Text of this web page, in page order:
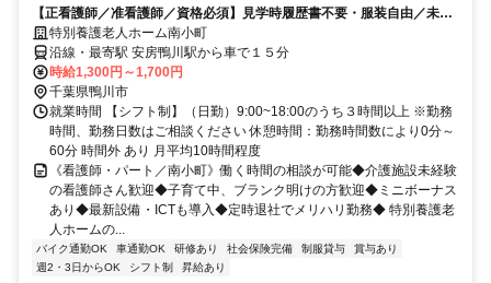
【正看護師／准看護師／資格必須】見学時履歴書不要・服装自由／未経
験者歓迎／経験者歓迎／教育体制充実／賞与昇給あり
特別養護老人ホーム南小町
沿線・最寄駅 安房鴨川駅から車で１５分
時給1,300円～1,700円
千葉県鴨川市
就業時間 【シフト制】（日勤）9:00~18:00のうち３時間以上 ※勤務
時間、勤務日数はご相談ください 休憩時間：勤務時間数により0分～
60分 時間外 あり 月平均10時間程度
《看護師・パート／南小町》働く時間の相談が可能◆介護施設未経験
の看護師さん歓迎◆子育て中、ブランク明けの方歓迎◆ミニボーナス
あり◆最新設備・ICTも導入◆定時退社でメリハリ勤務◆ 特別養護老
人ホームの...
バイク通勤OK 車通勤OK 研修あり 社会保険完備 制服貸与
賞与あり
週2・3日からOK
シフト制 昇給あり